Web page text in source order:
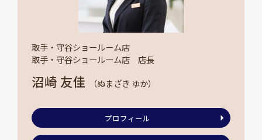
取手・守谷ショールーム店
取手・守谷ショールーム店 店長
沼崎 友佳 （ぬまざき ゆか）
プロフィール